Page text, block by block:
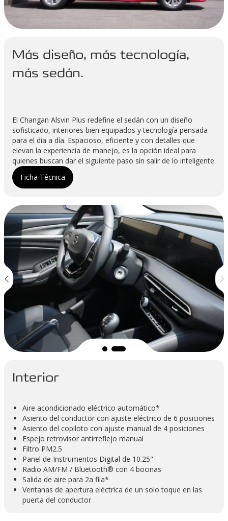
Más diseño, más tecnología,
más sedán.
El Changan Alsvin Plus redefine el sedán con un diseño
sofisticado, interiores bien equipados y tecnología pensada
para el día a día. Espacioso, eficiente y con detalles que
elevan la experiencia de manejo, es la opción ideal para
quienes buscan dar el siguiente paso sin salir de lo inteligente.
Ficha Técnica
Interior
Aire acondicionado eléctrico automático*
Asiento del conductor con ajuste eléctrico de 6 posiciones
Asiento del copiloto con ajuste manual de 4 posiciones
Espejo retrovisor antirreflejo manual
Filtro PM2.5
Panel de Instrumentos Digital de 10.25"
Radio AM/FM / Bluetooth® con 4 bocinas
Salida de aire para 2a fila*
Ventanas de apertura eléctrica de un solo toque en las
puerta del conductor